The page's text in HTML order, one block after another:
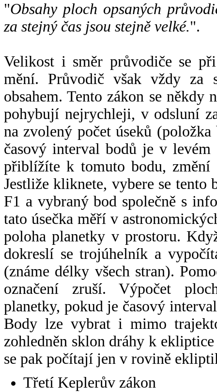
"Obsahy ploch opsaných
za stejný čas jsou stejně velké.".
Velikost i směr průvodiče se
mění. Průvodič však vždy za
obsahem. Tento zákon se někdy
pohybují nejrychleji, v odsluní
na zvolený počet úseků
časový interval bodů je v
přiblížíte k tomuto bodu,
Jestliže kliknete, vybere se tento
F1 a vybraný bod společně s
tato úsečka měří v
poloha planetky v prostoru.
dokreslí se trojúhelník a
(známe délky všech stran).
označení zruší. Výpočet
planetky, pokud je časový
Body lze vybrat i mimo
zohledněn sklon dráhy k
se pak počítají jen v rovině
Třetí Keplerův zákon